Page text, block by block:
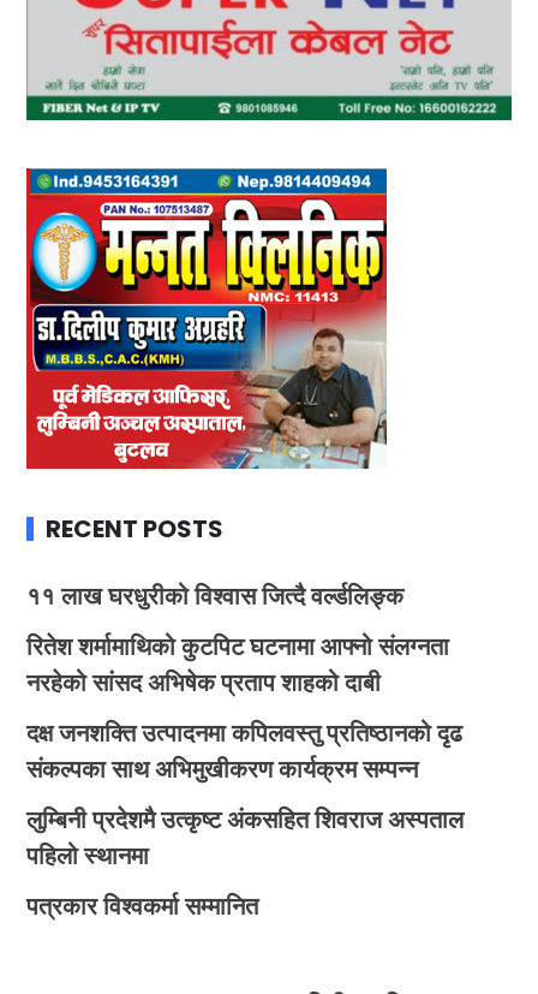
RECENT POSTS
११ लाख घरधुरीको विश्वास जित्दै वर्ल्डलिङ्क
रितेश शर्मामाथिको कुटपिट घटनामा आफ्नो संलग्नता
नरहेको सांसद अभिषेक प्रताप शाहको दाबी
दक्ष जनशक्ति उत्पादनमा कपिलवस्तु प्रतिष्ठानको दृढ
संकल्पका साथ अभिमुखीकरण कार्यक्रम सम्पन्न
लुम्बिनी प्रदेशमै उत्कृष्ट अंकसहित शिवराज अस्पताल
पहिलो स्थानमा
पत्रकार विश्वकर्मा सम्मानित